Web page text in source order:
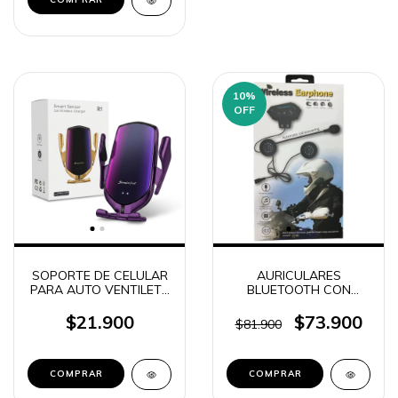
SOPORTE DE CELULAR
PARA AUTO VENTILETE
EX0094 R1
$21.900
10%
OFF
AURICULARES
BLUETOOTH CON
CASCO MOTO MANOS
LIBRES
BT-12 (0215)
$81.900 $73.900